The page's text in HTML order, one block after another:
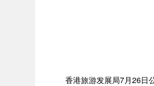
香港旅游发展局7月26日公